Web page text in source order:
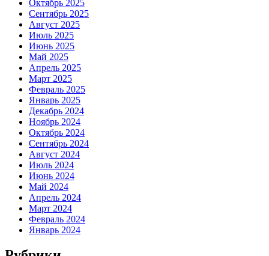
Октябрь 2025
Сентябрь 2025
Август 2025
Июль 2025
Июнь 2025
Май 2025
Апрель 2025
Март 2025
Февраль 2025
Январь 2025
Декабрь 2024
Ноябрь 2024
Октябрь 2024
Сентябрь 2024
Август 2024
Июль 2024
Июнь 2024
Май 2024
Апрель 2024
Март 2024
Февраль 2024
Январь 2024